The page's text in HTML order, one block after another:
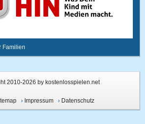
Familien
2010-2026 by kostenlosspielen.net
› Impressum› Datenschutz